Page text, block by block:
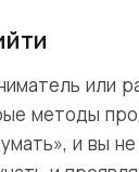
или
методы
и вы